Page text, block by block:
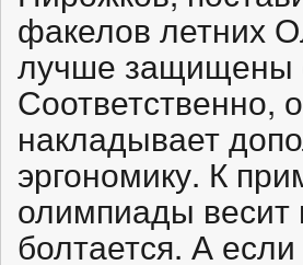
факелов летних
лучше защищены
Соответственно,
накладывает
эргономику. К
олимпиады весит
болтается. А если